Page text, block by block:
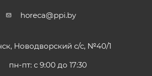
horeca@ppi.by
Новодворский с/с, №40/1
пн-пт: с 9:00 до 17:30